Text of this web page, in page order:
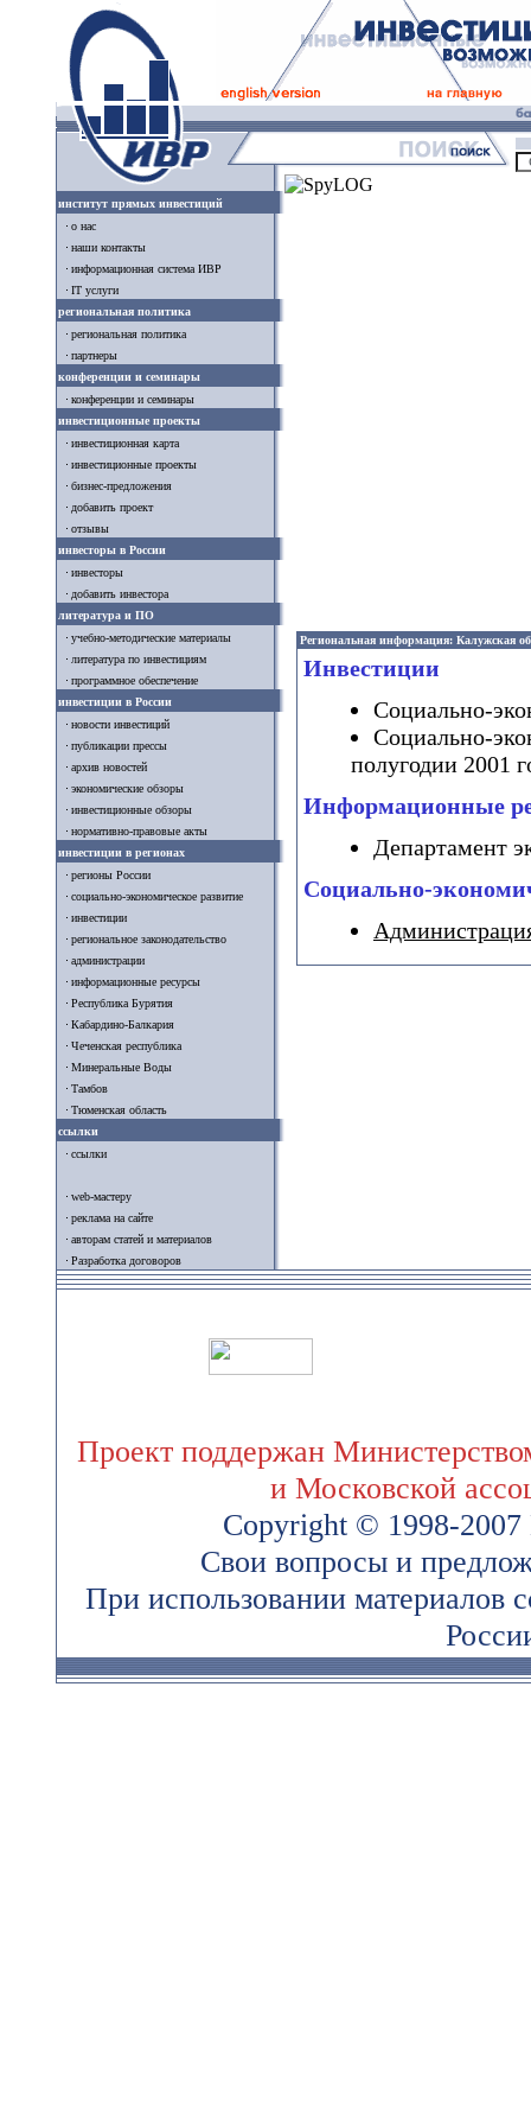
институт прямых инвестиций
о нас
наши контакты
информационная система ИВР
IT услуги
региональная политика
региональная политика
партнеры
конференции и семинары
конференции и семинары
инвестиционные проекты
инвестиционная карта
инвестиционные проекты
бизнес-предложения
добавить проект
отзывы
инвесторы в России
инвесторы
добавить инвестора
литература и ПО
учебно-методические материалы
литература по инвестициям
программное обеспечение
инвестиции в России
новости инвестиций
публикации прессы
архив новостей
экономические обзоры
инвестиционные обзоры
нормативно-правовые акты
инвестиции в регионах
регионы России
социально-экономическое развитие
инвестиции
региональное законодательство
администрации
информационные ресурсы
Республика Бурятия
Кабардино-Балкария
Чеченская республика
Минеральные Воды
Тамбов
Тюменская область
ссылки
ссылки
web-мастеру
реклама на сайте
авторам статей и материалов
Разработка договоров
Региональная информация: Калужская
Инвестиции
Социально-
Социально-
полугодии 2001
Информационные
Департамент
Социально-
Проект поддержан
и Московской
Copyright © 1998-
Свои вопросы и
При использовании материалов